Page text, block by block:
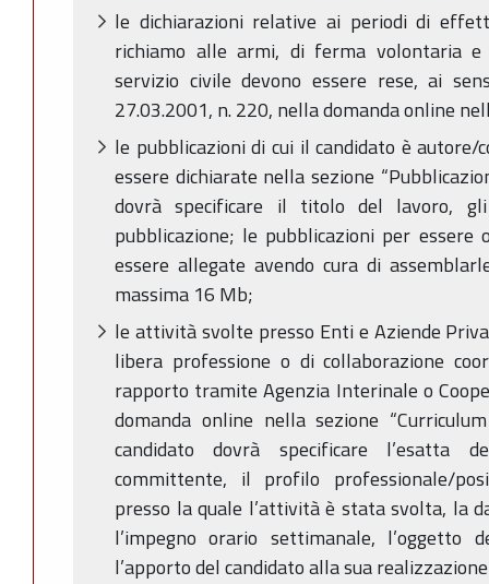
le dichiarazioni relative ai periodi di
richiamo alle armi, di ferma volontaria
servizio civile devono essere rese, ai
27.03.2001, n. 220, nella domanda online
le pubblicazioni di cui il candidato è autore/
essere dichiarate nella sezione
dovrà specificare il titolo del lavoro,
pubblicazione; le pubblicazioni per essere
essere allegate avendo cura di
massima 16 Mb;
le attività svolte presso Enti e Aziende
libera professione o di collaborazione
rapporto tramite Agenzia Interinale o
domanda online nella sezione
candidato dovrà specificare l’esatta
committente, il profilo professionale/
presso la quale l’attività è stata svolta, la
l’impegno orario settimanale,
l’apporto del candidato alla sua